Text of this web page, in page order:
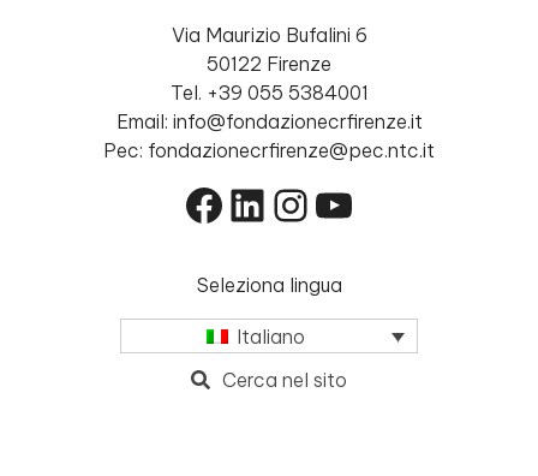
Via Maurizio Bufalini 6
50122 Firenze
Tel. +39 055 5384001
Email: info@fondazionecrfirenze.it
Pec: fondazionecrfirenze@pec.ntc.it
Facebook
LinkedIn
Instagram
YouTube
Seleziona lingua
Italiano
Cerca nel sito